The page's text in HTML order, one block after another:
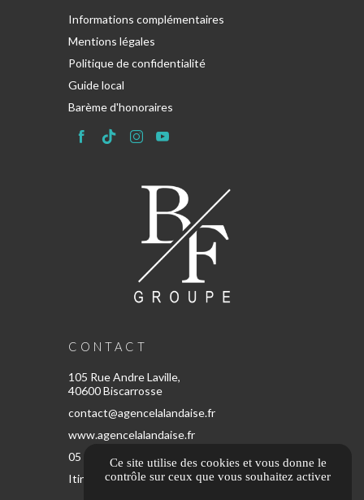
Informations complémentaires
Mentions légales
Politique de confidentialité
Guide local
Barème d'honoraires
CONTACT
105 Rue Andre Laville,
40600 Biscarrosse
contact@agencelalandaise.fr
www.agencelalandaise.fr
05 67 80 57 65
Itinéraire
Ce site utilise des cookies et vous donne le
contrôle sur ceux que vous souhaitez activer